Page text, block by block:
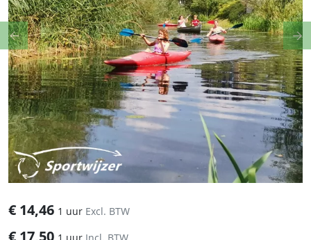
€ 14,46 1 uur Excl. BTW
Previous